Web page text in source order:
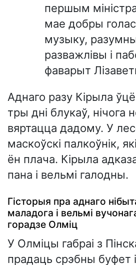
першым
мае добры
музыку,
разважлівы і
фаварыт
Аднаго разу Кірыла
тры дні блукаў, нічога
вяртацца дадому. У
маскоўскі палкоўнік,
ён плача. Кірыла
пана і вельмі галодны.
Гісторыя пра аднаго
маладога і вельмі
горадзе Олміц
У Олміцы габраі з
прадаць срэбны буфет і